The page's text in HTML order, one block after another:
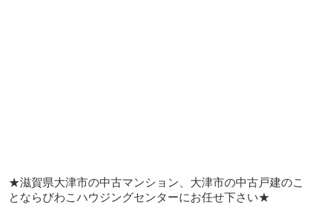
★滋賀県大津市の中古マンション、大津市の中古戸建のこ
とならびわこハウジングセンターにお任せ下さい★